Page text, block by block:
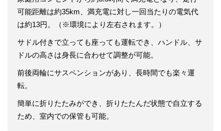
可能距離は約35km、満充電に対し一回当たりの電気代
は約13円。（※環境により左右されます。）
サドル付きで立っても座っても運転でき、ハンドル、サ
ドルの高さは身長に合わせて調整が可能。
前後両輪にサスペンションがあり、長時間でも楽々運
転。
簡単に折りたたみができ、折りたたんだ状態で自立する
ため、室内での保管も可能。